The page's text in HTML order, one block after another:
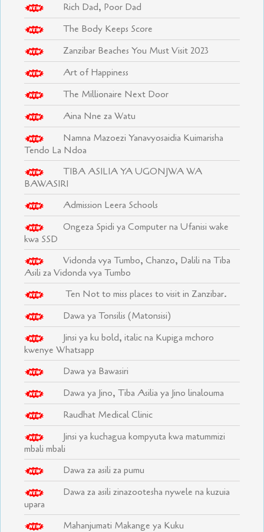
Rich Dad, Poor Dad
The Body Keeps Score
Zanzibar Beaches You Must Visit 2023
Art of Happiness
The Millionaire Next Door
Aina Nne za Watu
Namna Mazoezi Yanavyosaidia Kuimarisha
Tendo La Ndoa
TIBA ASILIA YA UGONJWA WA
BAWASIRI
Admission Leera Schools
Ongeza Spidi ya Computer na Ufanisi wake
kwa SSD
Vidonda vya Tumbo, Chanzo, Dalili na Tiba
Asili za Vidonda vya Tumbo
Ten Not to miss places to visit in Zanzibar.
Dawa ya Tonsilis (Matonsisi)
Jinsi ya ku bold, italic na Kupiga mchoro
kwenye Whatsapp
Dawa ya Bawasiri
Dawa ya Jino, Tiba Asilia ya Jino linalouma
Raudhat Medical Clinic
Jinsi ya kuchagua kompyuta kwa matummizi
mbali mbali
Dawa za asili za pumu
Dawa za asili zinazootesha nywele na kuzuia
upara
Mahanjumati Makange ya Kuku